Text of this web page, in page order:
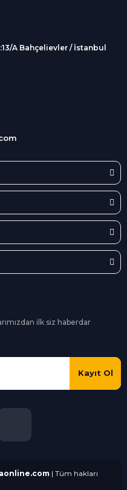
A Bahçelievler / İstanbul
ilk siz haberdar
Kayıt Ol
| Tüm hakları